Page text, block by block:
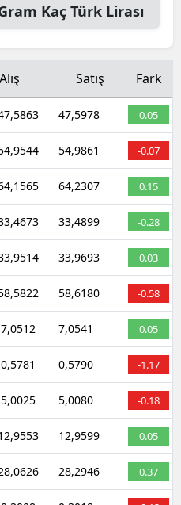
Kaç Türk Lirası
Alış Satış Fark
47,5978 0.05
54,9861 -0.07
64,2307 0.15
33,4899 -0.28
33,9693 0.03
58,6180 -0.58
7,0512 7,0541 0.05
0,5781 0,5790 -1.17
5,0025 5,0080 -0.18
12,9599 0.05
28,2946 0.37